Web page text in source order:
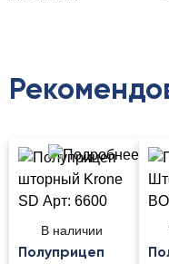
В наличии
Полуприцеп